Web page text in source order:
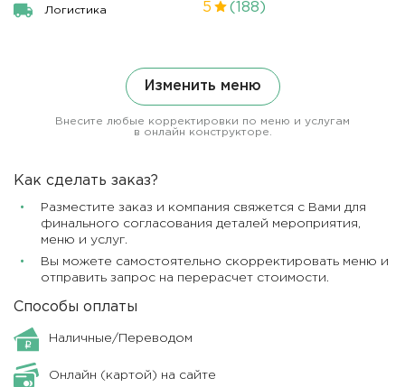
Логистика 5 (188)
Изменить меню
Внесите любые корректировки по меню и услугам
в онлайн конструкторе.
Как сделать заказ?
Разместите заказ и компания свяжется с Вами для
финального согласования деталей мероприятия,
меню и услуг.
Вы можете самостоятельно скорректировать меню и
отправить запрос на перерасчет стоимости.
Способы оплаты
Наличные/Переводом
Онлайн (картой) на сайте